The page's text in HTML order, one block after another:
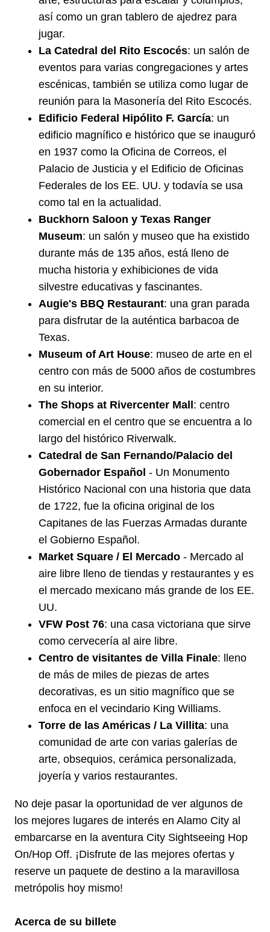
así como un gran tablero de ajedrez para
jugar.
La Catedral del Rito Escocés: un salón de
eventos para varias congregaciones y artes
escénicas, también se utiliza como lugar de
reunión para la Masonería del Rito Escocés.
Edificio Federal Hipólito F. García: un
edificio magnífico e histórico que se inauguró
en 1937 como la Oficina de Correos, el
Palacio de Justicia y el Edificio de Oficinas
Federales de los EE. UU. y todavía se usa
como tal en la actualidad.
Buckhorn Saloon y Texas Ranger
Museum: un salón y museo que ha existido
durante más de 135 años, está lleno de
mucha historia y exhibiciones de vida
silvestre educativas y fascinantes.
Augie's BBQ Restaurant: una gran parada
para disfrutar de la auténtica barbacoa de
Texas.
Museum of Art House: museo de arte en el
centro con más de 5000 años de costumbres
en su interior.
The Shops at Rivercenter Mall : centro
comercial en el centro que se encuentra a lo
largo del histórico Riverwalk.
Catedral de San Fernando/Palacio del
Gobernador Español - Un Monumento
Histórico Nacional con una historia que data
de 1722, fue la oficina original de los
Capitanes de las Fuerzas Armadas durante
el Gobierno Español.
Market Square / El Mercado - Mercado al
aire libre lleno de tiendas y restaurantes y es
el mercado mexicano más grande de los EE.
UU.
VFW Post 76: una casa victoriana que sirve
como cervecería al aire libre.
Centro de visitantes de Villa Finale: lleno
de más de miles de piezas de artes
decorativas, es un sitio magnífico que se
enfoca en el vecindario King Williams.
Torre de las Américas / La Villita: una
comunidad de arte con varias galerías de
arte, obsequios, cerámica personalizada,
joyería y varios restaurantes.
No deje pasar la oportunidad de ver algunos de
los mejores lugares de interés en Alamo City al
embarcarse en la aventura City Sightseeing Hop
On/Hop Off. ¡Disfrute de las mejores ofertas y
reserve un paquete de destino a la maravillosa
metrópolis hoy mismo!
Acerca de su billete